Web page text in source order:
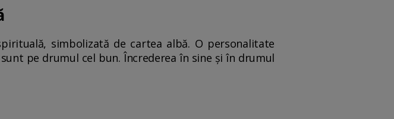
simbolizată de cartea albă. O personalitate
pe drumul cel bun. Încrederea în sine și în drumul